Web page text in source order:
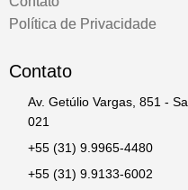
Política de Privacidade
Contato
Av. Getúlio Vargas, 851 -
021
+55 (31) 9.9965-4480
+55 (31) 9.9133-6002